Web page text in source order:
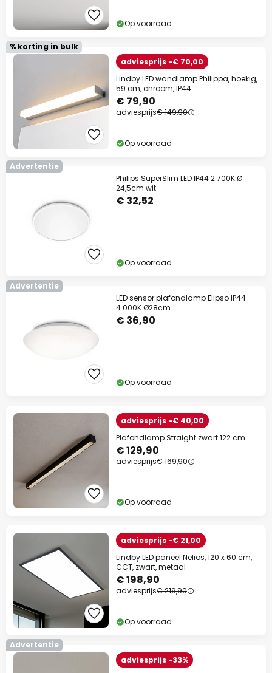
Op voorraad
% korting in bulk
adviesprijs -€ 70,00
Lindby LED wandlamp Philippa, hoekig,
59 cm, chroom, IP44
€ 79,90
adviesprijs€ 149,90
Op voorraad
Advertentie
Philips SuperSlim LED IP44 2.700K Ø
24,5cm wit
€ 32,52
Op voorraad
Advertentie
LED sensor plafondlamp Elipso IP44
4.000K Ø28cm
€ 36,90
Op voorraad
adviesprijs -€ 40,00
Plafondlamp Straight zwart 122 cm
€ 129,90
adviesprijs€ 169,90
Op voorraad
adviesprijs -€ 21,00
Lindby LED paneel Nelios, 120 x 60 cm,
CCT, zwart, metaal
€ 198,90
adviesprijs€ 219,90
Op voorraad
Advertentie
adviesprijs -33%